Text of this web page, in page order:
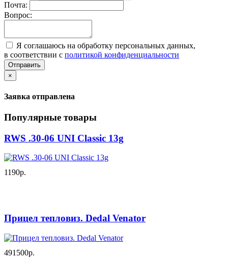
Почта:
Вопрос:
Я соглашаюсь на обработку персональных данных,
в соответствии с политикой конфиденциальности
Отправить
×
Заявка отправлена
Популярные товары
RWS .30-06 UNI Classic 13g
1190р.
Прицел тепловиз. Dedal Venator
491500р.